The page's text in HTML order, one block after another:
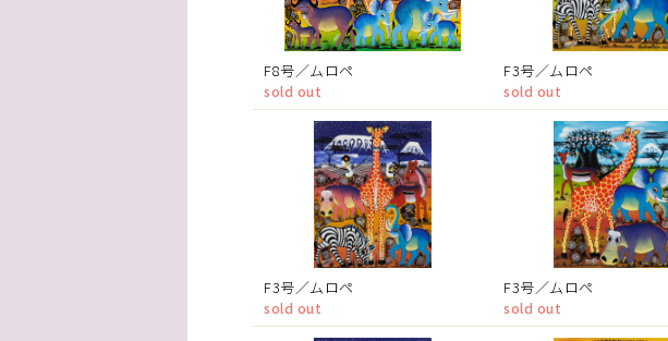
F8号／ムロペ
sold out
F3号／ムロペ
sold out
F3号／ムロペ
sold out
F3号／ムロペ
sold out